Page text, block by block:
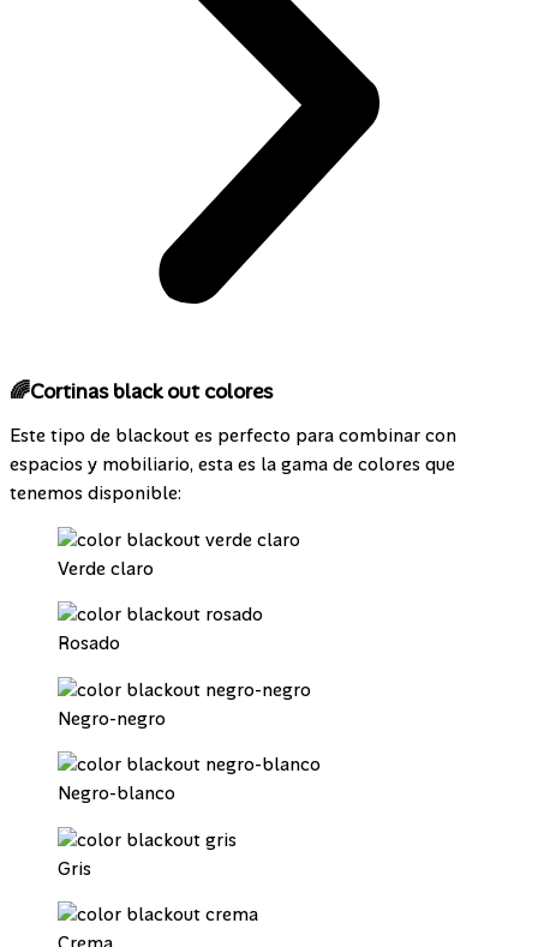
🌈Cortinas black out colores
Este tipo de blackout es perfecto para combinar con
espacios y mobiliario, esta es la gama de colores que
tenemos disponible:
Verde claro
Rosado
Negro-negro
Negro-blanco
Gris